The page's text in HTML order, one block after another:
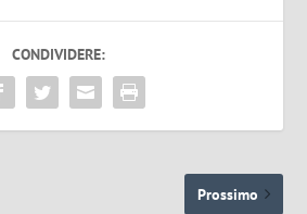
CONDIVIDERE:
Prossimo